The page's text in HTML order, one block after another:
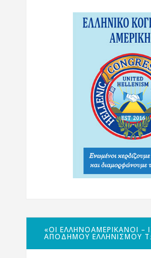
«ΟΙ ΕΛΛΗΝΟΑΜΕΡΙΚΑΝΟΊ –
ΑΠΌΔΗΜΟΥ ΕΛΛΗΝΙΣΜΟΎ